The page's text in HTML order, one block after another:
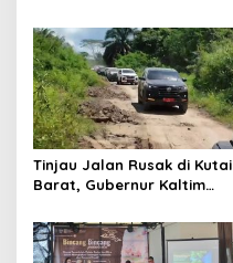
Melenu
Tinjau Jalan Rusak di Kutai
Barat, Gubernur Kaltim
Kilometer